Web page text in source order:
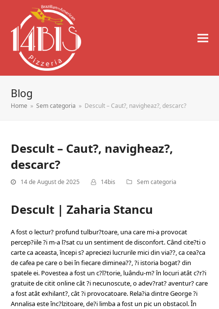
Blog
Home » Sem categoria » Descult – Caut?, navigheaz?, descarc?
Descult – Caut?, navigheaz?,
descarc?
14 de August de 2025 14bis Sem categoria
Descult | Zaharia Stancu
A fost o lectur? profund tulbur?toare, una care mi-a provocat
percep?iile ?i m-a l?sat cu un sentiment de disconfort. Când cite?ti o
carte ca aceasta, începi s? apreciezi lucrurile mici din via??, ca cea?ca
de cafea pe care o bei în fiecare diminea??, ?i istoria bogat? din
spatele ei. Povestea a fost un c?l?torie, luându-m? în locuri atât c?r?i
gratuite de citit online cât ?i necunoscute, o adev?rat? aventur? care
a fost atât exhilant?, cât ?i provocatoare. Rela?ia dintre George ?i
Annalisa este înc?lzitoare, de?i limba a fost un pic un obstacol. În